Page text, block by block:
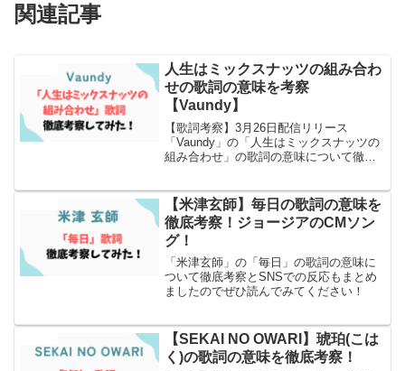
関連記事
人生はミックスナッツの組み合わ
せの歌詞の意味を考察
【Vaundy】
【歌詞考察】3月26日配信リリース
「Vaundy」の「人生はミックスナッツの
組み合わせ」の歌詞の意味について徹底
【米津玄師】毎日の歌詞の意味を
徹底考察！ジョージアのCMソン
グ！
「米津玄師」の「毎日」の歌詞の意味に
ついて徹底考察とSNSでの反応もまとめ
ましたのでぜひ読んでみてください！
【SEKAI NO OWARI】琥珀(こは
く)の歌詞の意味を徹底考察！